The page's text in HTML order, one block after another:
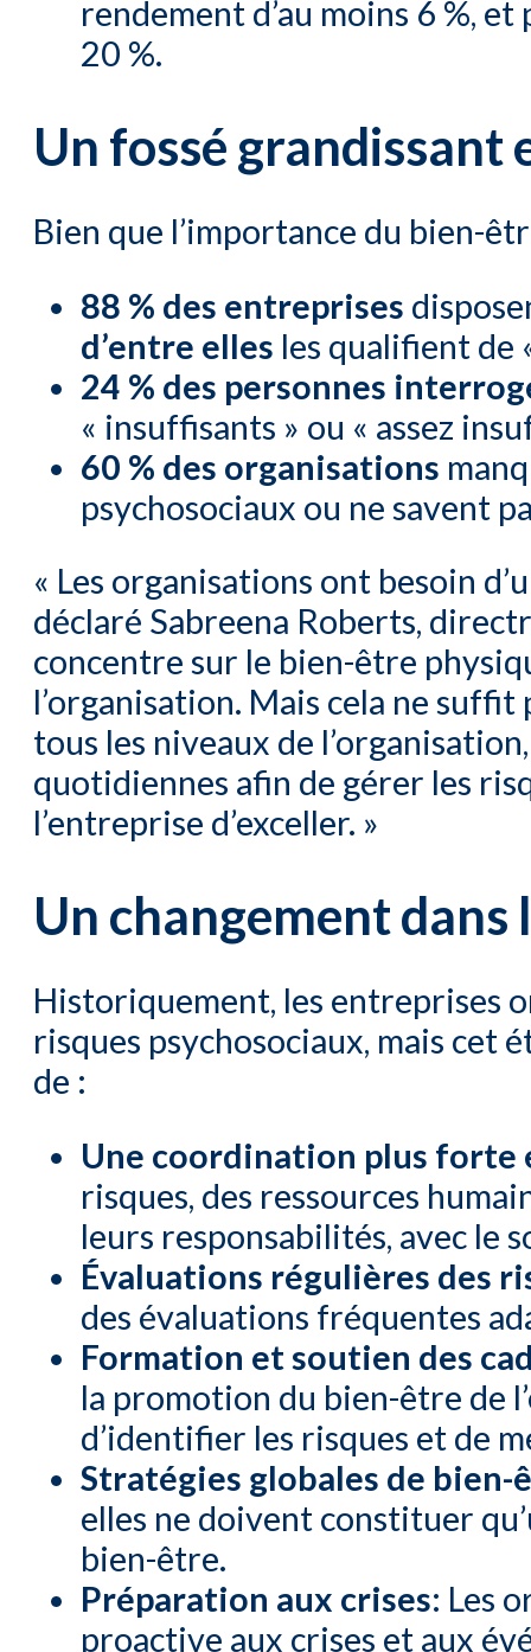
rendement d’au moins 6 %,
20 %.
Un fossé grandissant
Bien que l’importance du bien-
88 % des entreprises
d’entre elles les qualifient de
24 % des personnes
« insuffisants » ou « assez
60 % des organisations
psychosociaux ou ne savent
« Les organisations ont besoin
déclaré Sabreena Roberts,
concentre sur le bien-être
l’organisation. Mais cela ne
tous les niveaux de
quotidiennes afin de gérer les
l’entreprise d’exceller. »
Un changement dans
Historiquement, les entreprises
risques psychosociaux, mais cet
de :
Une coordination plus forte
risques, des ressources
leurs responsabilités, avec le
Évaluations régulières des
des évaluations fréquentes
Formation et soutien des
la promotion du bien-être de
d’identifier les risques et de
Stratégies globales de bien-
elles ne doivent constituer
bien-être.
Préparation aux crises: Les
proactive aux crises et aux